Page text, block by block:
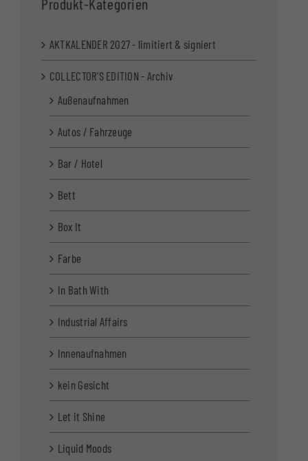
AKTKALENDER 2027 - limitiert & signiert
COLLECTOR'S EDITION - Archiv
Außenaufnahmen
Autos / Fahrzeuge
Bar / Hotel
Bett
Box It
Farbe
In Bath With
Industrial Affairs
Innenaufnahmen
kein Gesicht
Let it Shine
Liquid Moods